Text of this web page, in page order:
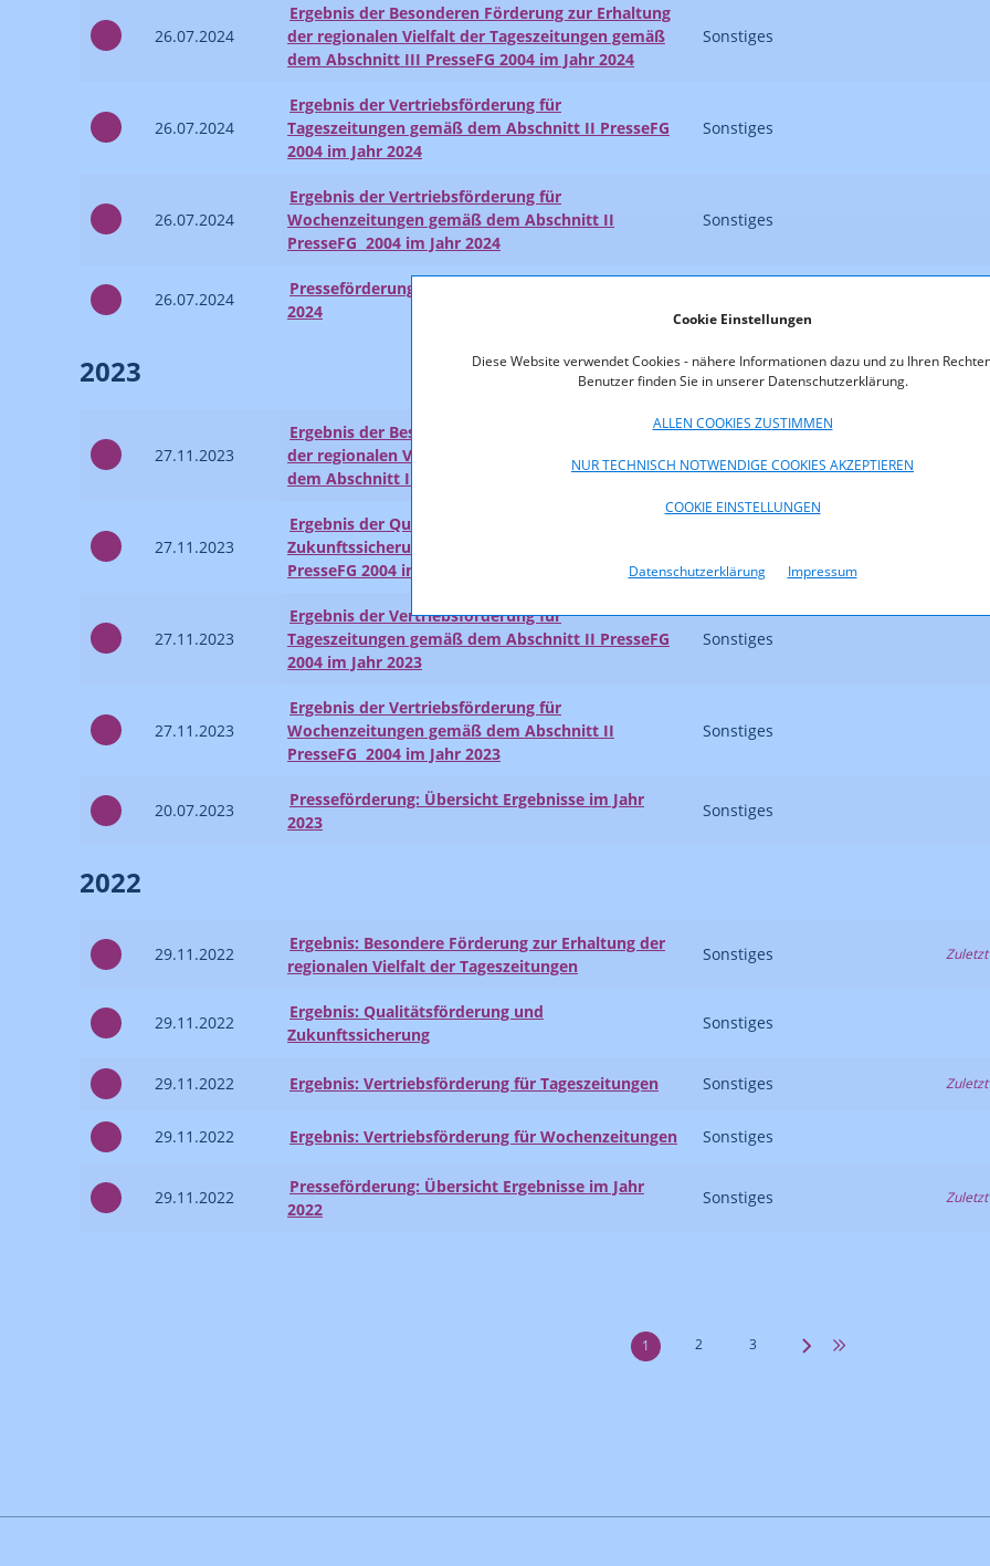
Cookie Einstellungen
Diese Website verwendet Cookies - nähere Informationen dazu und zu Ihren
Benutzer finden Sie in unserer Datenschutzerklärung.
ALLEN COOKIES ZUSTIMMEN
NUR TECHNISCH NOTWENDIGE COOKIES AKZEPTIEREN
COOKIE EINSTELLUNGEN
Datenschutzerklärung Impressum
26.07.2024
Ergebnis der Besonderen Förderung zur Erhaltung
der regionalen Vielfalt der Tageszeitungen gemäß
dem Abschnitt III PresseFG 2004 im Jahr 2024
Sonstiges
26.07.2024
Ergebnis der Vertriebsförderung für
Tageszeitungen gemäß dem Abschnitt II PresseFG
2004 im Jahr 2024
Sonstiges
26.07.2024
Ergebnis der Vertriebsförderung für
Wochenzeitungen gemäß dem Abschnitt II
PresseFG 2004 im Jahr 2024
Sonstiges
26.07.2024
Presseförderung: Übersicht Ergebnisse im Jahr
2024
2023
27.11.2023
Ergebnis der Besonderen Förderung zur Erhaltung
der regionalen Vielfalt der Tageszeitungen gemäß
dem Abschnitt III PresseFG 2004 im Jahr 2023
27.11.2023
Ergebnis der Qualitätsförderung und
Zukunftssicherung gemäß dem Abschnitt IV
PresseFG 2004 im Jahr 2023
27.11.2023
Ergebnis der Vertriebsförderung für
Tageszeitungen gemäß dem Abschnitt II PresseFG
2004 im Jahr 2023
Sonstiges
27.11.2023
Ergebnis der Vertriebsförderung für
Wochenzeitungen gemäß dem Abschnitt II
PresseFG 2004 im Jahr 2023
Sonstiges
20.07.2023
Presseförderung: Übersicht Ergebnisse im Jahr
2023
Sonstiges
2022
29.11.2022
Ergebnis: Besondere Förderung zur Erhaltung der
regionalen Vielfalt der Tageszeitungen
Sonstiges
29.11.2022
Ergebnis: Qualitätsförderung und
Zukunftssicherung
Sonstiges
29.11.2022 Ergebnis: Vertriebsförderung für Tageszeitungen Sonstiges
29.11.2022 Ergebnis: Vertriebsförderung für Wochenzeitungen Sonstiges
29.11.2022
Presseförderung: Übersicht Ergebnisse im Jahr
2022
Sonstiges
1 2 3